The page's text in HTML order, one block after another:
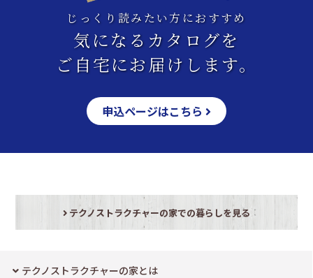
じっくり読みたい方におすすめ
気になるカタログを
ご自宅にお届けします。
申込ページはこちら
テクノストラクチャーの家での暮らしを見る
テクノストラクチャーの家とは